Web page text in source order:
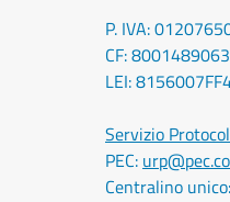
P. IVA:
CF:
LEI:
Servizio
PEC:
Centralino unico: